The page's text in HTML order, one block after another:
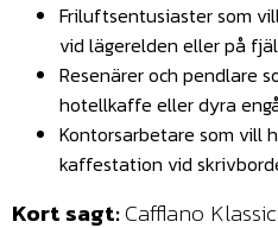
Friluftsentusiaster som
vid lägerelden eller på
Resenärer och pendlare
hotellkaffe eller dyra
Kontorsarbetare som vill
kaffestation vid
Kort sagt:Cafflano